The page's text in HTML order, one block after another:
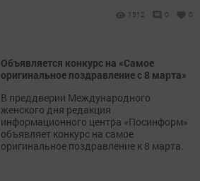
1512 0 0
Объявляется конкурс на «Самое
оригинальное поздравление с 8 марта»
В преддверии Международного
женского дня редакция
информационного центра «Посинформ»
объявляет конкурс на самое
оригинальное поздравление к 8 марта.